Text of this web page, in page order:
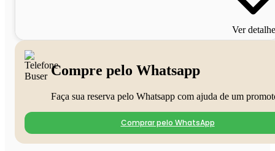
Ver
Compre pelo Whatsapp
Faça sua reserva pelo Whatsapp com ajuda de um
Comprar pelo WhatsApp